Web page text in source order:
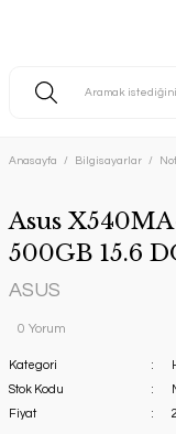
Anasayfa Bilgisayarlar
Asus
500GB 15.6
ASUS
0 Yorum
Kategori
Stok Kodu
Fiyat